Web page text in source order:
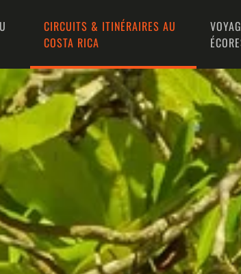
CIRCUITS & ITINÉRAIRES AU
COSTA RICA